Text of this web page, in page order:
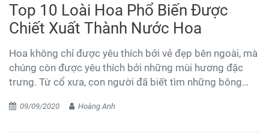
Top 10 Loài Hoa Phổ Biến Được
Chiết Xuất Thành Nước Hoa
Hoa không chỉ được yêu thích bởi vẻ đẹp bên ngoài, mà
chúng còn được yêu thích bởi những mùi hương đặc
trưng. Từ cổ xưa, con người đã biết tìm những bông
thơm cho cơ thể. Ngày nay, công nghệ sản xuất nước
09/09/2020 Hoàng Anh